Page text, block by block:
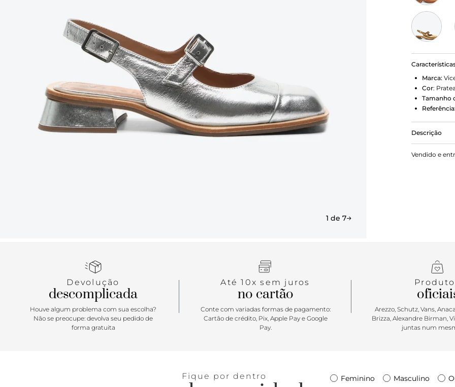
1 de 7
Marca:
Cor:
Tamanho
Referência:
Descrição
Um ícone
delicadeza
Vendido e
Devolução
descomplicada
Houve algum problema com sua escolha?
Não se preocupe: devolva seu pedido de
forma gratuita
Até 10x sem juros
no cartão
Conte com variadas formas de pagamento:
Cartão de crédito, Pix, Apple Pay e Google
Pay.
Arezzo, Schutz, Vans,
Brizza, Alexandre Birman,
juntas num
Fique por dentro Feminino Masculino